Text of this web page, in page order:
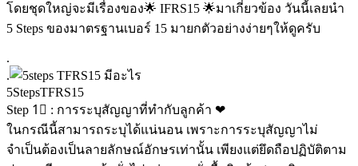
โดยชุดใหญ่จะมีเรื่องของ🌟 IFRS15 🌟มาเกี่ยวข้อง วันนี้เลยนำ
5 Steps ของมาตรฐานเบอร์ 15 มายกตัวอย่างง่ายๆให้ดูครับ
.
.
5StepsTFRS15
Step 1⃣ : การระบุสัญญาที่ทำกับลูกค้า ❤
ในกรณีนี้สามารถระบุได้แน่นอน เพราะการระบุสัญญาไม่
จำเป็นต้องเป็นลายลักษณ์อักษรเท่านั้น เพียงแต่ยึดถือปฏิบัติตาม